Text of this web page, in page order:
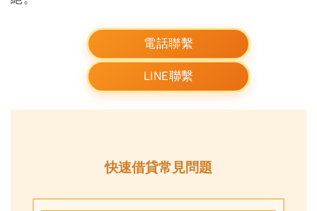
電話聯繫
LINE聯繫
快速借貸常見問題